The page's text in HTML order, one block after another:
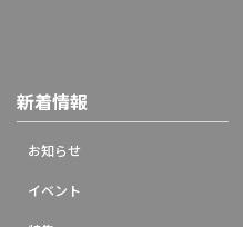
新着情報
お知らせ
イベント